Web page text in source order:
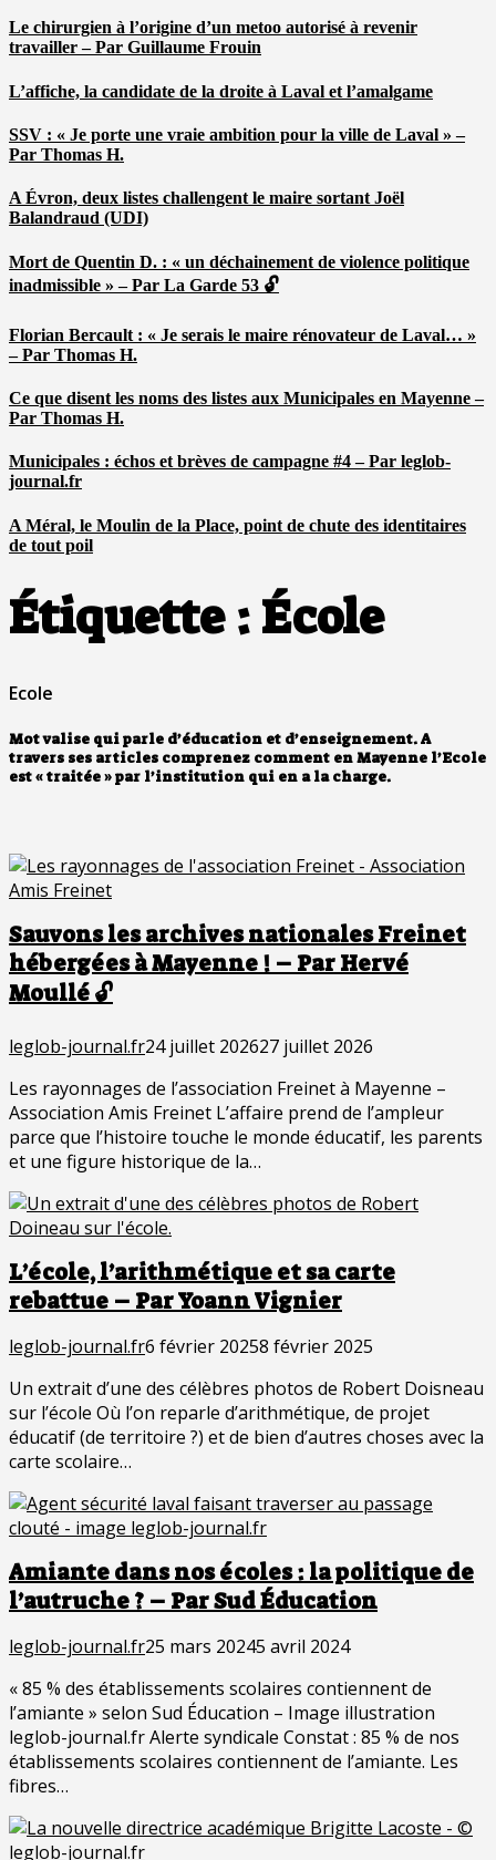
Le chirurgien à l’origine d’un metoo autorisé à revenir
travailler – Par Guillaume Frouin
L’affiche, la candidate de la droite à Laval et l’amalgame
SSV : « Je porte une vraie ambition pour la ville de Laval » –
Par Thomas H.
A Évron, deux listes challengent le maire sortant Joël
Balandraud (UDI)
Mort de Quentin D. : « un déchainement de violence politique
inadmissible » – Par La Garde 53 🔓
Florian Bercault : « Je serais le maire rénovateur de Laval… »
– Par Thomas H.
Ce que disent les noms des listes aux Municipales en Mayenne –
Par Thomas H.
Municipales : échos et brèves de campagne #4 – Par leglob-
journal.fr
A Méral, le Moulin de la Place, point de chute des identitaires
de tout poil
Étiquette :École
Ecole
Mot valise qui parle d’éducation et d’enseignement. A
travers ses articles comprenez comment en Mayenne l’Ecole
est « traitée » par l’institution qui en a la charge.
Sauvons les archives nationales Freinet
hébergées à Mayenne ! – Par Hervé
Moullé 🔓
leglob-journal.fr24 juillet 202627 juillet 2026
Les rayonnages de l’association Freinet à Mayenne –
Association Amis Freinet L’affaire prend de l’ampleur
parce que l’histoire touche le monde éducatif, les parents
et une figure historique de la…
L’école, l’arithmétique et sa carte
rebattue – Par Yoann Vignier
leglob-journal.fr6 février 20258 février 2025
Un extrait d’une des célèbres photos de Robert Doisneau
sur l’école Où l’on reparle d’arithmétique, de projet
éducatif (de territoire ?) et de bien d’autres choses avec la
carte scolaire…
Amiante dans nos écoles : la politique de
l’autruche ? – Par Sud Éducation
leglob-journal.fr25 mars 20245 avril 2024
« 85 % des établissements scolaires contiennent de
l’amiante » selon Sud Éducation – Image illustration
leglob-journal.fr Alerte syndicale Constat : 85 % de nos
établissements scolaires contiennent de l’amiante. Les
fibres…